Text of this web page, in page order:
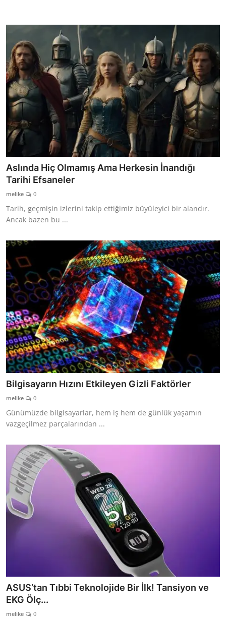
Aslında Hiç Olmamış Ama Herkesin İnandığı
Tarihi Efsaneler
melike 0
Tarih, geçmişin izlerini takip ettiğimiz büyüleyici bir alandır.
Ancak bazen bu ...
Bilgisayarın Hızını Etkileyen Gizli Faktörler
melike 0
Günümüzde bilgisayarlar, hem iş hem de günlük yaşamın
vazgeçilmez parçalarından ...
ASUS’tan Tıbbi Teknolojide Bir İlk! Tansiyon ve
EKG Ölç...
melike 0